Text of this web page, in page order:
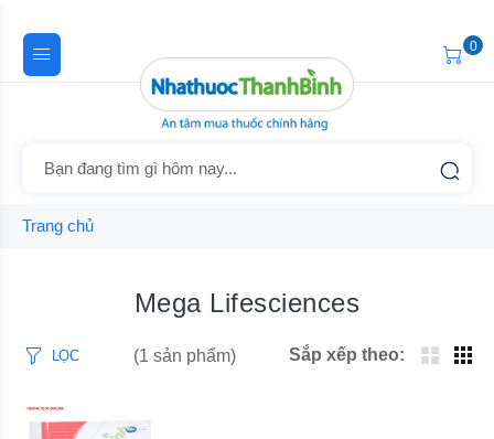
0
Trang chủ
Mega Lifesciences
LỌC (1 sản phẩm) Sắp xếp theo: